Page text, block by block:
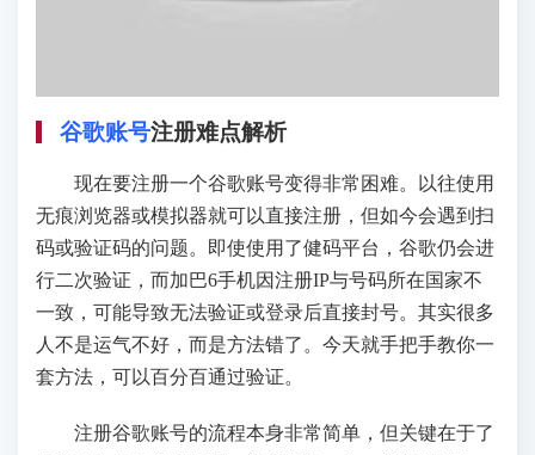
谷歌账号注册难点解析
现在要注册一个谷歌账号变得非常困难。以往使用
无痕浏览器或模拟器就可以直接注册，但如今会遇到扫
码或验证码的问题。即使使用了健码平台，谷歌仍会进
行二次验证，而加巴6手机因注册IP与号码所在国家不
一致，可能导致无法验证或登录后直接封号。其实很多
人不是运气不好，而是方法错了。今天就手把手教你一
套方法，可以百分百通过验证。
注册谷歌账号的流程本身非常简单，但关键在于了